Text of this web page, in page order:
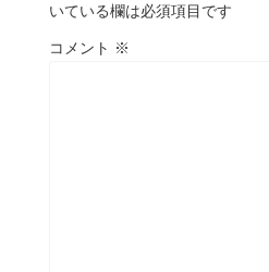
いている欄は必須項目です
コメント ※